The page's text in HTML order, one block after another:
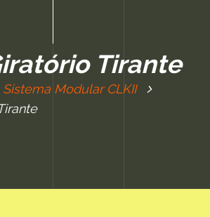
Tirante
Sistema Modular CLKII